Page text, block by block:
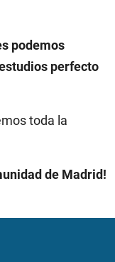
podemos
perfecto
toda la
de Madrid!